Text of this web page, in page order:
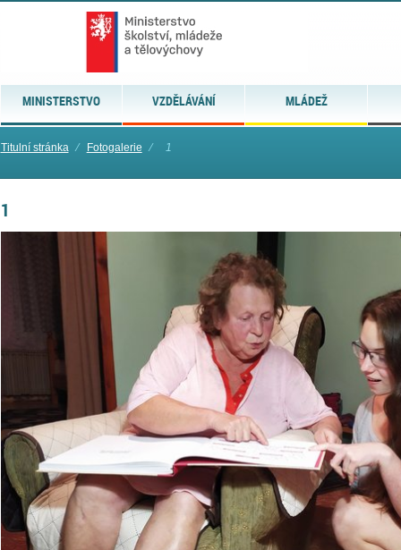
MINISTERSTVO VZDĚLÁVÁNÍ MLÁDEŽ
Titulní stránka ⁄ Fotogalerie ⁄ 1
1